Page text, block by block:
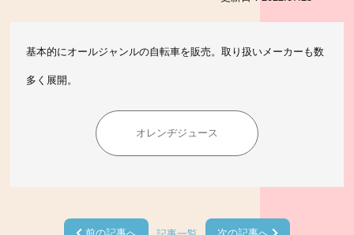
基本的にオールジャンルの自転車を販売。取り扱いメーカーも数
多く展開。
オレンヂジュース